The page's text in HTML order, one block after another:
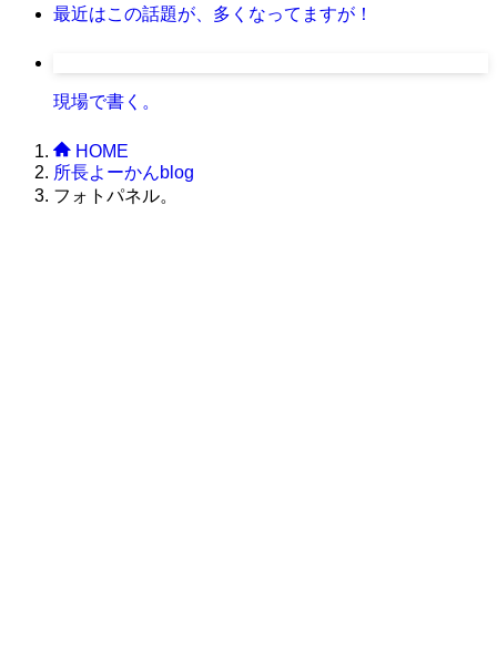
最近はこの話題が、多くなってますが！
現場で書く。
HOME
所長よーかんblog
フォトパネル。